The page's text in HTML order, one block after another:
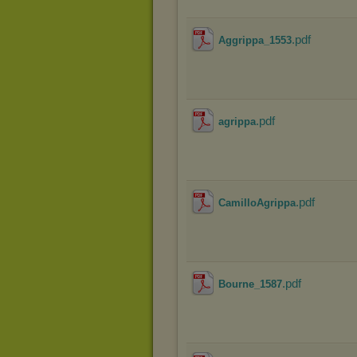
Aggrippa_1553.pdf
agrippa.pdf
CamilloAgrippa.pdf
Bourne_1587.pdf